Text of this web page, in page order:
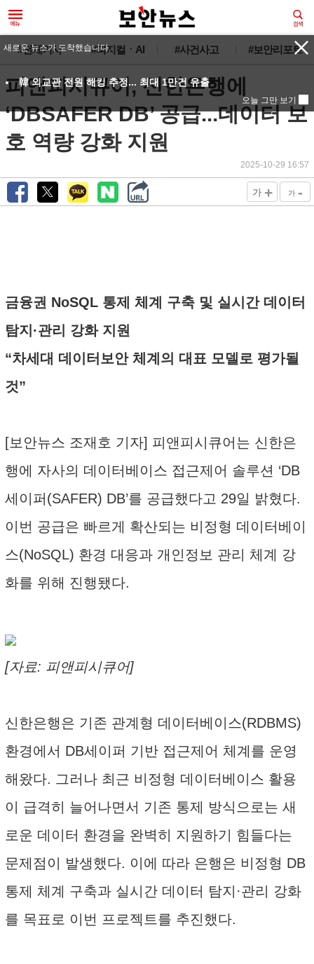
#전체기사 #피지컬ㆍAI #사건사고 #보안리포트
피앤피시큐어, 신한은행에
‘DBSAFER DB’ 공급...데이터 보
호 역량 강화 지원
2025-10-29 16:57
가 + 가 -
금융권 NoSQL 통제 체계 구축 및 실시간 데이터
탐지·관리 강화 지원
“차세대 데이터보안 체계의 대표 모델로 평가될
것”
[보안뉴스 조재호 기자] 피앤피시큐어는 신한은
행에 자사의 데이터베이스 접근제어 솔루션 ‘DB
세이퍼(SAFER) DB’를 공급했다고 29일 밝혔다.
이번 공급은 빠르게 확산되는 비정형 데이터베이
스(NoSQL) 환경 대응과 개인정보 관리 체계 강
화를 위해 진행됐다.
[자료: 피앤피시큐어]
신한은행은 기존 관계형 데이터베이스(RDBMS)
환경에서 DB세이퍼 기반 접근제어 체계를 운영
해왔다. 그러나 최근 비정형 데이터베이스 활용
이 급격히 늘어나면서 기존 통제 방식으로는 새
로운 데이터 환경을 완벽히 지원하기 힘들다는
문제점이 발생했다. 이에 따라 은행은 비정형 DB
통제 체계 구축과 실시간 데이터 탐지·관리 강화
를 목표로 이번 프로젝트를 추진했다.
새로운 뉴스가 도착했습니다.
韓 외교관 전원 해킹 추정... 최대 1만건 유출
오늘 그만 보기